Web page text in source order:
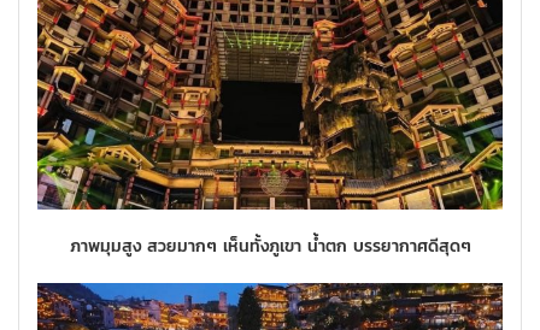
ภาพมุมสูง สวยมากๆ เห็นทั้งภูเขา น้ำตก บรรยากาศดีสุดๆ